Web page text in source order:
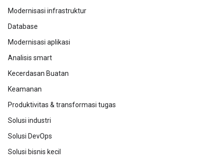
Modernisasi infrastruktur
Database
Modernisasi aplikasi
Analisis smart
Kecerdasan Buatan
Keamanan
Produktivitas & transformasi tugas
Solusi industri
Solusi DevOps
Solusi bisnis kecil